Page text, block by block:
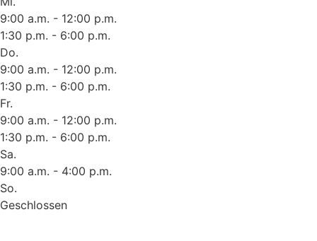
9:00 a.m. - 12:00 p.m.
1:30 p.m. - 6:00 p.m.
Do.
9:00 a.m. - 12:00 p.m.
1:30 p.m. - 6:00 p.m.
Fr.
9:00 a.m. - 12:00 p.m.
1:30 p.m. - 6:00 p.m.
Sa.
9:00 a.m. - 4:00 p.m.
So.
Geschlossen